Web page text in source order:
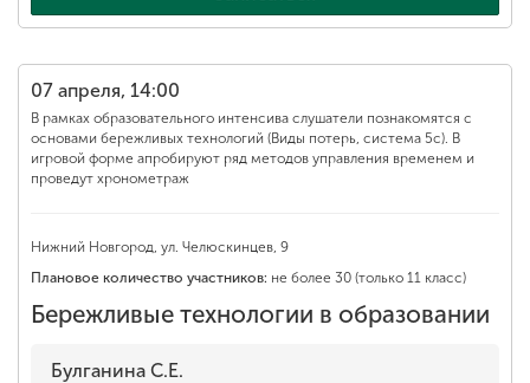
07 апреля, 14:00
В рамках образовательного интенсива слушатели познакомятся с
основами бережливых технологий (Виды потерь, система 5с). В
игровой форме апробируют ряд методов управления временем и
проведут хронометраж
Нижний Новгород, ул. Челюскинцев, 9
Плановое количество участников: не более 30 (только 11 класс)
Бережливые технологии в образовании
Булганина С.Е.